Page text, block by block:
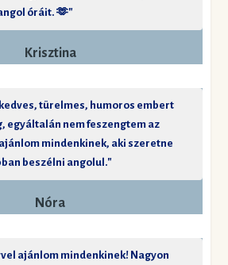
óráit. 🫶"
Krisztina
türelmes, humoros embert
egyáltalán nem feszengtem az
mindenkinek, aki szeretne
beszélni angolul."
Nóra
ajánlom mindenkinek! Nagyon